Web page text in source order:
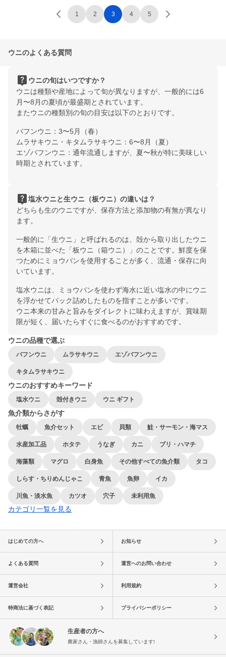
1 2 3 4 5
ウニのよくある質問
live_help ウニの旬はいつですか？
ウニは種類や産地によって旬が異なりますが、一般的には6
月〜8月の夏頃が最盛期とされています。
またウニの種類別の旬の目安は以下のとおりです。
バフンウニ：3〜5月（春）
ムラサキウニ・キタムラサキウニ：6〜8月（夏）
エゾバフンウニ：通年流通しますが、夏〜秋が特に美味しい
時期とされています。
live_help塩水ウニと生ウニ（板ウニ）の違いは？
どちらも生のウニですが、保存方法と添加物の有無が異なり
ます。
一般的に「生ウニ」と呼ばれるのは、殻から取り出したウニ
を木箱に並べた「板ウニ（箱ウニ）」のことです。鮮度を保
つためにミョウバンを使用することが多く、流通・保存に向
いています。
塩水ウニは、ミョウバンを使わず海水に近い塩水の中にウニ
を浮かせてパック詰めしたものを指すことが多いです。
ウニ本来の甘みと旨みをダイレクトに味わえますが、賞味期
限が短く、届いたらすぐに食べるのがおすすめです。
ウニの品種で選ぶ
バフンウニ ムラサキウニ エゾバフンウニ
キタムラサキウニ
ウニのおすすめキーワード
塩水ウニ 殻付きウニ ウニ ギフト
魚介類からさがす
牡蠣 魚介セット エビ 貝類 鮭・サーモン・海マス
水産加工品 ホタテ うなぎ カニ ブリ・ハマチ
海藻類 マグロ 白身魚 その他すべての魚介類 タコ
しらす・ちりめんじゃこ 青魚 魚卵 イカ
川魚・淡水魚 カツオ 穴子 未利用魚
カテゴリ一覧を見る
はじめての方へ お知らせ
よくある質問 運営へのお問い合わせ
運営会社 利用規約
特商法に基づく表記 プライバシーポリシー
生産者の方へ
農家さん・漁師さんを募集しています!